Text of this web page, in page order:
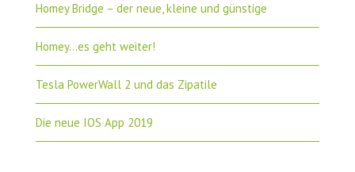
Homey Bridge – der neue, kleine und günstige
Homey…es geht weiter!
Tesla PowerWall 2 und das Zipatile
Die neue IOS App 2019